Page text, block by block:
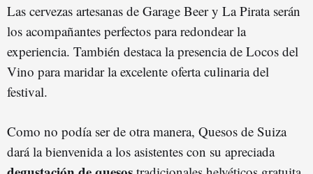
Las cervezas artesanas de Garage Beer y La Pirata serán
los acompañantes perfectos para redondear la
experiencia. También destaca la presencia de Locos del
Vino para maridar la excelente oferta culinaria del
festival.
Como no podía ser de otra manera, Quesos de Suiza
dará la bienvenida a los asistentes con su apreciada